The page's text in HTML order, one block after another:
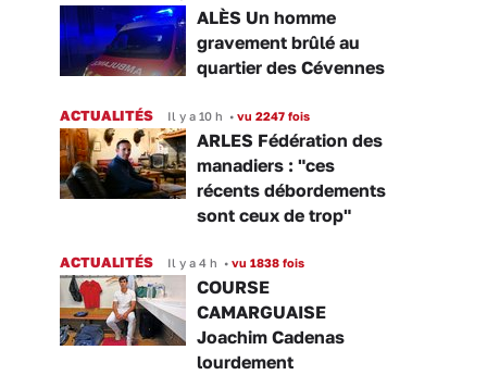
ALÈS Un homme
gravement brûlé au
quartier des Cévennes
ACTUALITÉS Il y a 10 h • vu 2247 fois
ARLES Fédération des
manadiers : "ces
récents débordements
sont ceux de trop"
ACTUALITÉS Il y a 4 h • vu 1838 fois
COURSE
CAMARGUAISE
Joachim Cadenas
lourdement